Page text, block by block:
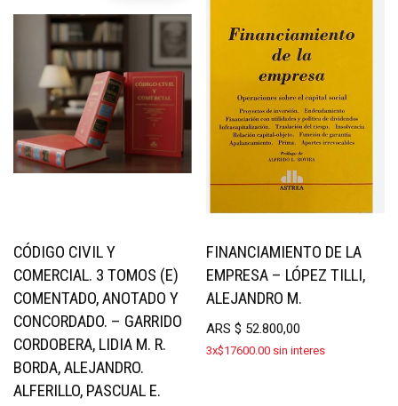
CÓDIGO CIVIL Y
COMERCIAL. 3 TOMOS (E)
COMENTADO, ANOTADO Y
CONCORDADO. – GARRIDO
CORDOBERA, LIDIA M. R.
BORDA, ALEJANDRO.
ALFERILLO, PASCUAL E.
FINANCIAMIENTO DE LA
EMPRESA – LÓPEZ TILLI,
ALEJANDRO M.
ARS$ 52.800,00
3x$17600.00 sin interes